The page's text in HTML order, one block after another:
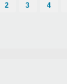
2 3 4